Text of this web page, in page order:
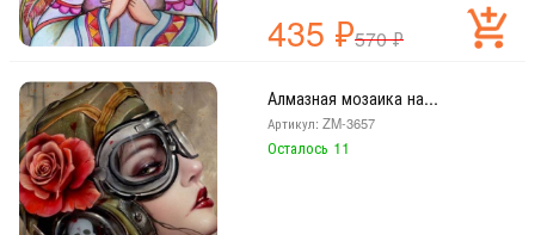
435 ₽570₽
Алмазная мозаика на...
Артикул: ZM-3657
Осталось 11